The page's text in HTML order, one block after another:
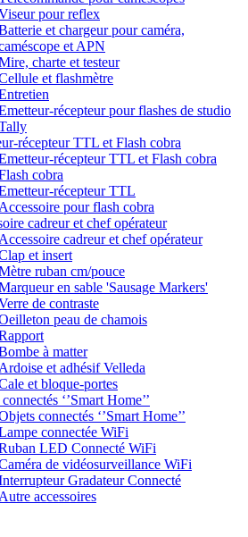
pour reflex
et chargeur pour caméra,
et APN
charte et testeur
et flashmètre
récepteur pour flashes de studio
récepteur TTL et Flash cobra
récepteur TTL et Flash cobra
cobra
récepteur TTL
Accessoire pour flash cobra
cadreur et chef opérateur
Accessoire cadreur et chef opérateur
et insert
ruban cm/pouce
en sable 'Sausage Markers'
de contraste
peau de chamois
à matter
Ardoise et adhésif Velleda
et bloque-portes
‘’Smart Home’’
connectés ‘’Smart Home’’
connectée WiFi
LED Connecté WiFi
de vidéosurveillance WiFi
Gradateur Connecté
Autre accessoires